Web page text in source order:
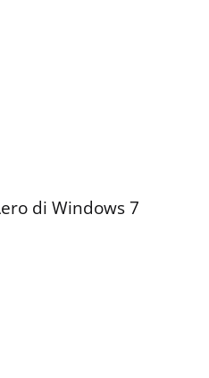
di Windows 7